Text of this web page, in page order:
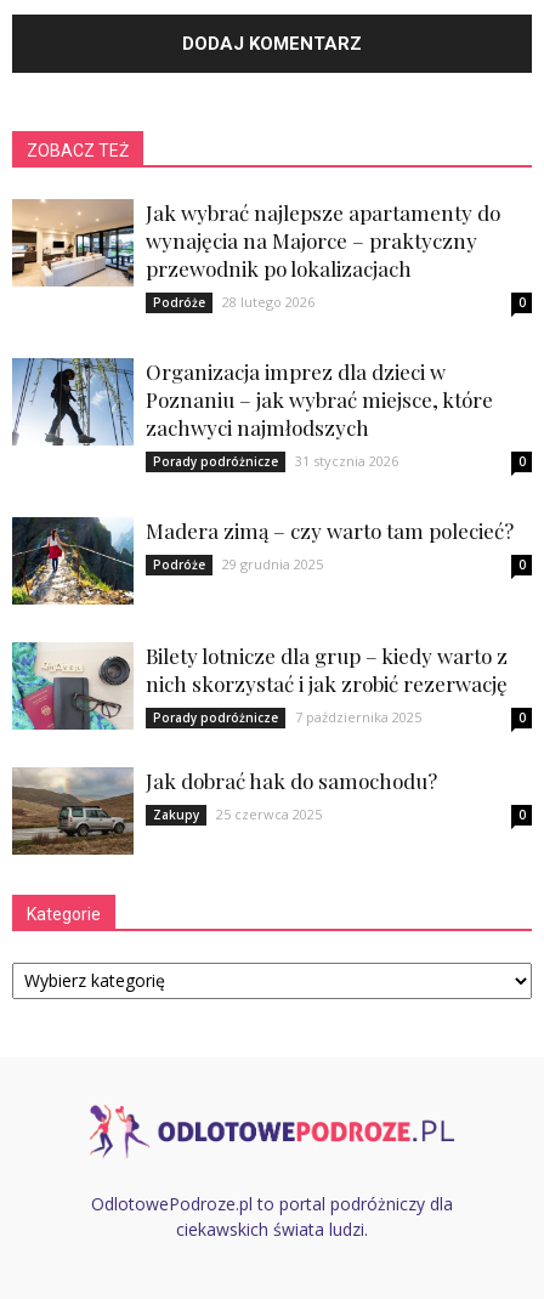
ZOBACZ TEŻ
Jak wybrać najlepsze apartamenty do
wynajęcia na Majorce – praktyczny
przewodnik po lokalizacjach
Podróże 28 lutego 2026 0
Organizacja imprez dla dzieci w
Poznaniu – jak wybrać miejsce, które
zachwyci najmłodszych
Porady podróżnicze 31 stycznia 2026 0
Madera zimą – czy warto tam polecieć?
Podróże 29 grudnia 2025 0
Bilety lotnicze dla grup – kiedy warto z
nich skorzystać i jak zrobić rezerwację
Porady podróżnicze 7 października 2025 0
Jak dobrać hak do samochodu?
Zakupy 25 czerwca 2025 0
Kategorie
Kategorie
OdlotowePodroze.pl to portal podróżniczy dla
ciekawskich świata ludzi.